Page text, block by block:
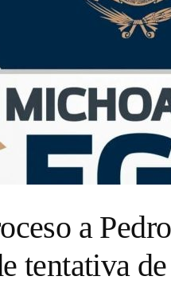
a
tentativa